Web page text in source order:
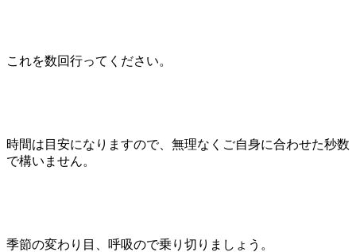
これを数回行ってください。
時間は目安になりますので、無理なくご自身に合わせた秒数
で構いません。
季節の変わり目、呼吸ので乗り切りましょう。